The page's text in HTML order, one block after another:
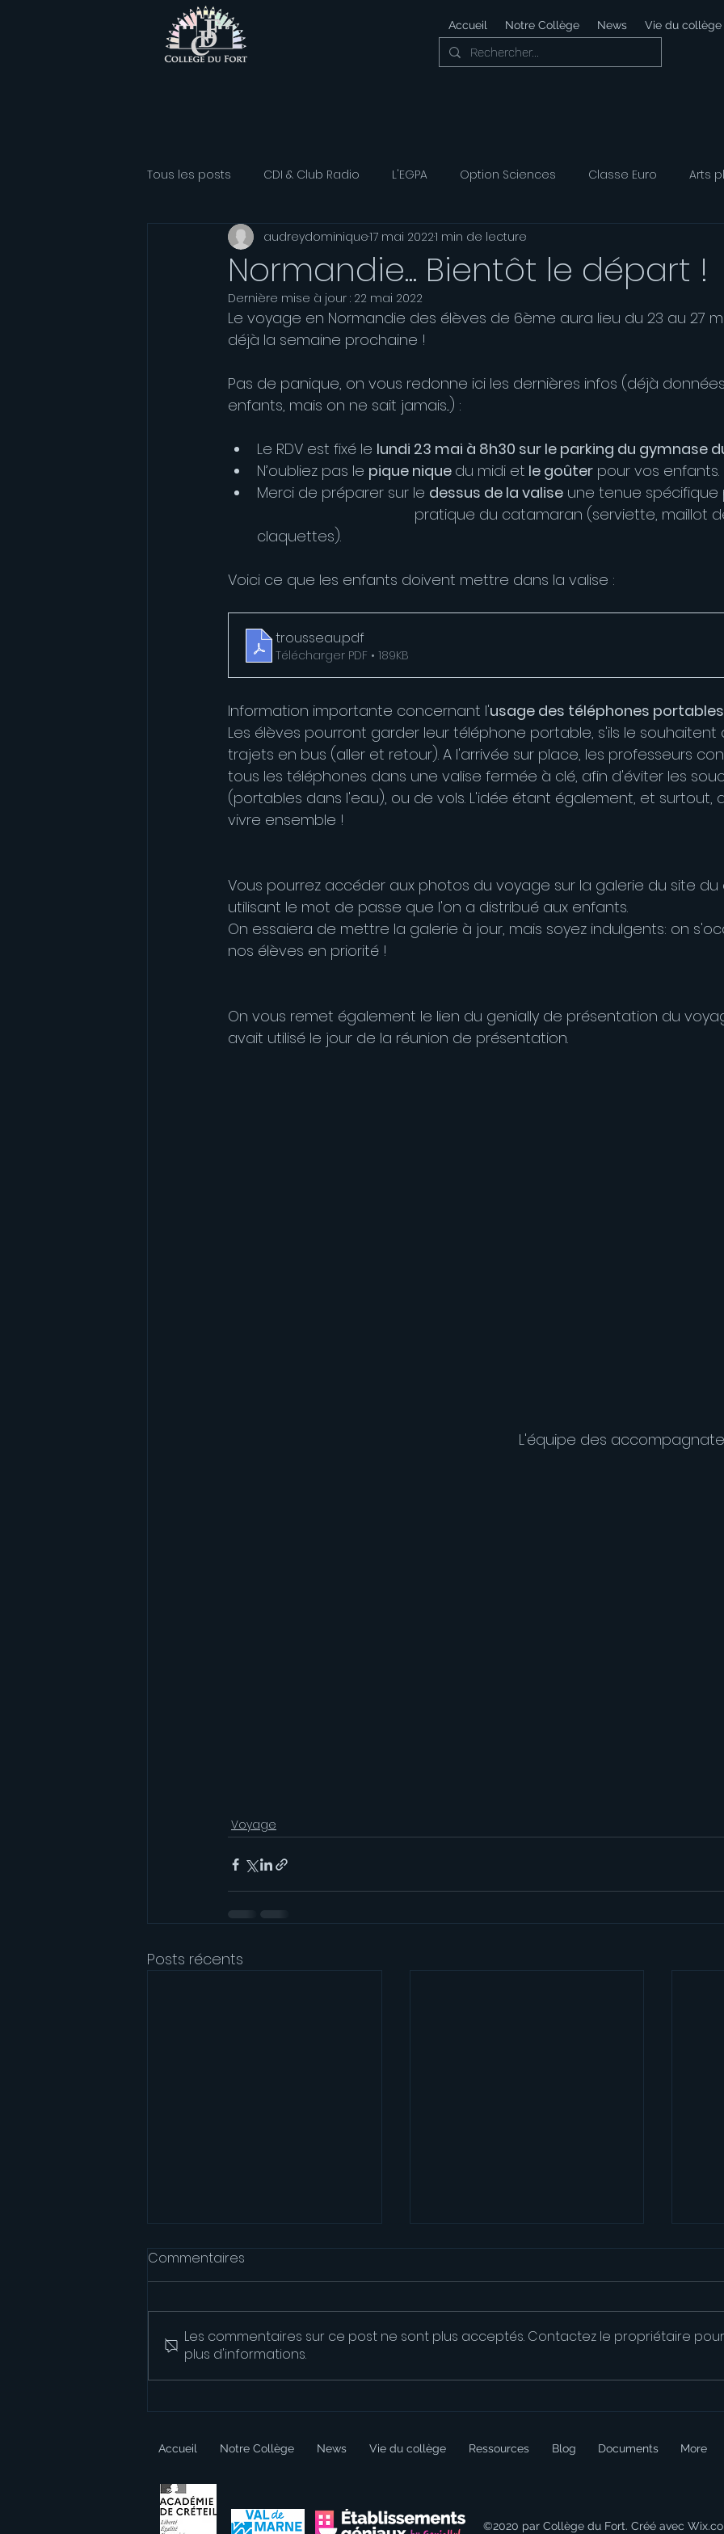
Accueil Notre Collège News Vie du collège
Tous les posts CDI & Club Radio L'EGPA Option Sciences Classe Euro Arts
Classe Athlétisme Option Développement Durable
Association sportive Français Option Musique
Normandie... Bientôt le départ !
audreydominique17 mai 20221 min de lecture
Dernière mise à jour : 22 mai 2022
Le voyage en Normandie des élèves de 6ème aura lieu du 23 au 27
déjà la semaine prochaine !
Pas de panique, on vous redonne ici les dernières infos (déjà
enfants, mais on ne sait jamais...) :
Le RDV est fixé le lundi 23 mai à 8h30 sur le parking du gymnase
N’oubliez pas le pique nique du midi et le goûter pour vos enfants.
Merci de préparer sur le dessus de la valise une tenue
pratique du catamaran (serviette,
claquettes).
Voici ce que les enfants doivent mettre dans la valise :
trousseau.pdf
Télécharger PDF • 189KB
Information importante concernant l'usage des téléphones portables
Les élèves pourront garder leur téléphone portable, s'ils le
trajets en bus (aller et retour). A l'arrivée sur place, les professeurs
tous les téléphones dans une valise fermée à clé, afin d'éviter les
(portables dans l'eau), ou de vols. L'idée étant également, et
vivre ensemble !
Vous pourrez accéder aux photos du voyage sur la galerie du site
utilisant le mot de passe que l'on a distribué aux enfants.
On essaiera de mettre la galerie à jour, mais soyez indulgents: on
nos élèves en priorité !
On vous remet également le lien du genially de présentation du
avait utilisé le jour de la réunion de présentation.
L'équipe des
Voyage
Posts récents
La Plagne 2026 - acte I
ski
Commentaires
Les commentaires sur ce post ne sont plus acceptés. Contactez le propriétaire pour
plus d'informations.
Accueil Notre Collège News Vie du collège Ressources Blog Documents More
©2020 par Collège du Fort. Créé avec